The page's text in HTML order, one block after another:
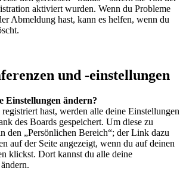
aktiviert wurden. Wenn du Probleme
Abmeldung hast, kann es helfen, wenn du
und -einstellungen
Einstellungen ändern?
hast, werden alle deine Einstellungen
des Boards gespeichert. Um diese zu
den „Persönlichen Bereich“; der Link dazu
auf der Seite angezeigt, wenn du auf deinen
klickst. Dort kannst du alle deine